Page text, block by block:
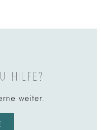
HILFE?
weiter.